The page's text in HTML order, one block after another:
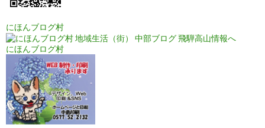
にほんブログ村
にほんブログ村